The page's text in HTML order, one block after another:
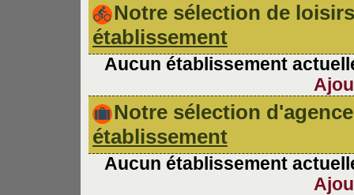
Notre sélection de
établissement
Aucun établissement
Notre sélection
établissement
Aucun établissement